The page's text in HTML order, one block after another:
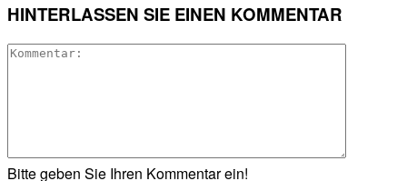
HINTERLASSEN SIE EINEN KOMMENTAR
Bitte geben Sie Ihren Kommentar ein!